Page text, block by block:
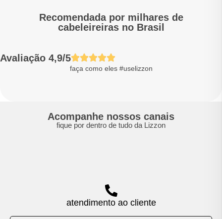
Recomendada por milhares de
cabeleireiras no Brasil
Avaliação 4,9/5
faça como eles #uselizzon
Acompanhe nossos canais
fique por dentro de tudo da Lizzon
atendimento ao cliente